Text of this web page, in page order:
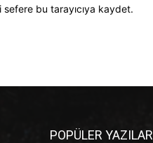
bu tarayıcıya kaydet.
POPÜLER YAZILAR